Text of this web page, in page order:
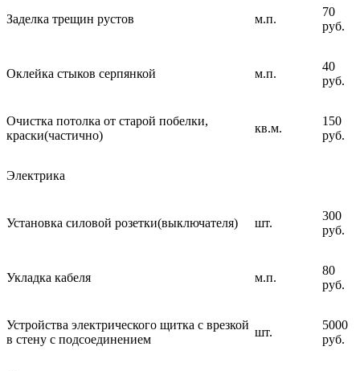
Заделка трещин рустов м.п.
70
руб.
Оклейка стыков серпянкой м.п.
40
руб.
Очистка потолка от старой побелки,
краски(частично)
кв.м.
150
руб.
Электрика
Установка силовой розетки(выключателя) шт.
300
руб.
Укладка кабеля м.п.
80
руб.
Устройства электрического щитка с врезкой
в стену с подсоединением
шт.
5000
руб.